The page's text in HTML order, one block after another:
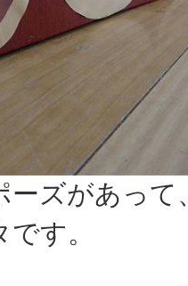
ズがあって
す。